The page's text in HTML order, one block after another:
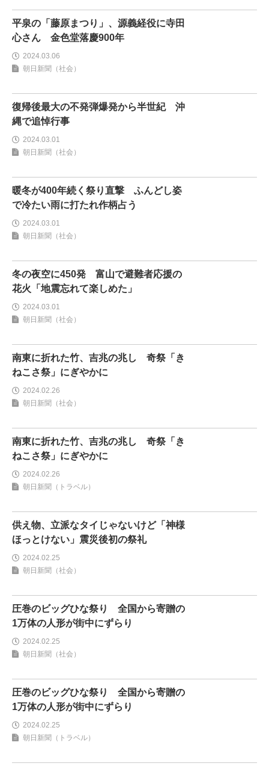
平泉の「藤原まつり」、源義経役に寺田
心さん 金色堂落慶900年
2024.03.06
朝日新聞（社会）
復帰後最大の不発弾爆発から半世紀 沖
縄で追悼行事
2024.03.01
朝日新聞（社会）
暖冬が400年続く祭り直撃 ふんどし姿
で冷たい雨に打たれ作柄占う
2024.03.01
朝日新聞（社会）
冬の夜空に450発 富山で避難者応援の
花火「地震忘れて楽しめた」
2024.03.01
朝日新聞（社会）
南東に折れた竹、吉兆の兆し 奇祭「き
ねこさ祭」にぎやかに
2024.02.26
朝日新聞（社会）
南東に折れた竹、吉兆の兆し 奇祭「き
ねこさ祭」にぎやかに
2024.02.26
朝日新聞（トラベル）
供え物、立派なタイじゃないけど「神様
ほっとけない」震災後初の祭礼
2024.02.25
朝日新聞（社会）
圧巻のビッグひな祭り 全国から寄贈の
1万体の人形が街中にずらり
2024.02.25
朝日新聞（社会）
圧巻のビッグひな祭り 全国から寄贈の
1万体の人形が街中にずらり
2024.02.25
朝日新聞（トラベル）